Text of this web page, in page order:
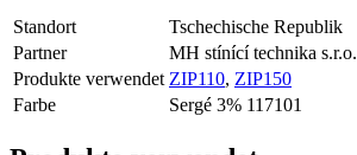
Standort
Tschechische Republik
Partner
MH stínící technika s.r.o.
Produkte verwendet ZIP110, ZIP150
Farbe
Sergé 3% 117101